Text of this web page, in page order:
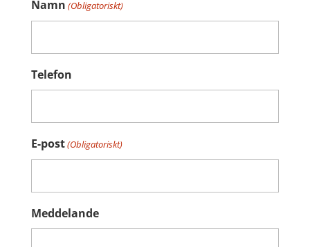
Namn (Obligatoriskt)
Telefon
E-post(Obligatoriskt)
Meddelande